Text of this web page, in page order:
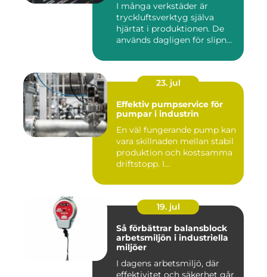
I många verkstäder är
tryckluftsverktyg själva
hjärtat i produktionen. De
används dagligen för slipn...
23. jul
Effektiv pumpservice för
pumpar i industrin
En väl fungerande pump kan
vara skillnaden mellan stabil
produktion och kostsamma
driftstopp. I...
19. jul
Så förbättrar balansblock
arbetsmiljön i industriella
miljöer
I dagens arbetsmiljö, där
effektivitet och säkerhet går